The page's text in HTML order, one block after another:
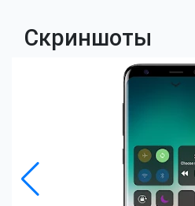
Скриншоты